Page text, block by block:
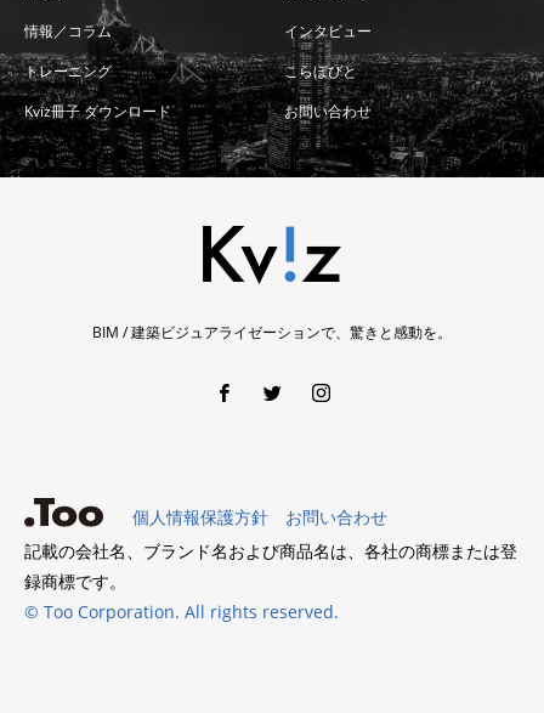
情報／コラム
インタビュー
トレーニング
こらぼびと
Kviz冊子 ダウンロード
お問い合わせ
BIM / 建築ビジュアライゼーションで、驚きと感動を。
個人情報保護方針
お問い合わせ
記載の会社名、ブランド名および商品名は、各社の商標または登
録商標です。
© Too Corporation. All rights reserved.